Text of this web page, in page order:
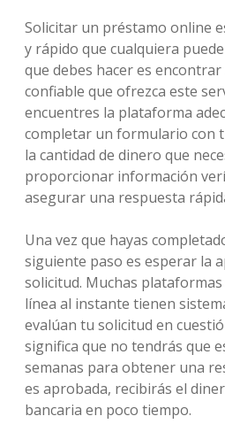
Solicitar un préstamo online
y rápido que cualquiera
que debes hacer es
confiable que ofrezca este
encuentres la plataforma
completar un formulario con
la cantidad de dinero que
proporcionar información
asegurar una respuesta
Una vez que hayas
siguiente paso es esperar la
solicitud. Muchas
línea al instante tienen
evalúan tu solicitud en
significa que no tendrás que
semanas para obtener una
es aprobada, recibirás el
bancaria en poco tiempo.